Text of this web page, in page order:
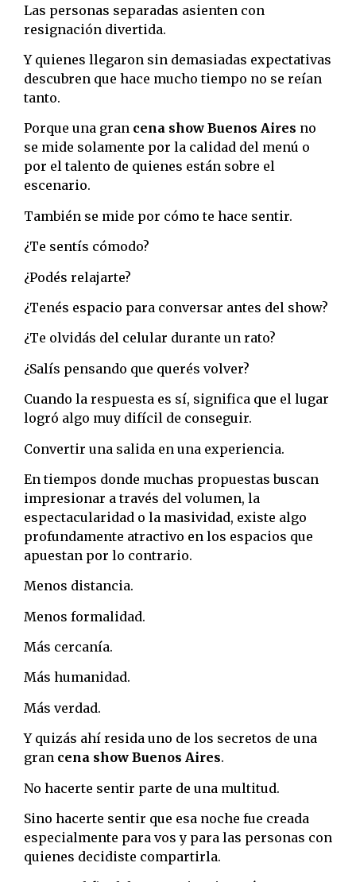
Las personas separadas asienten con
resignación divertida.
Y quienes llegaron sin demasiadas expectativas
descubren que hace mucho tiempo no se reían
tanto.
Porque una gran cena show Buenos Aires no
se mide solamente por la calidad del menú o
por el talento de quienes están sobre el
escenario.
También se mide por cómo te hace sentir.
¿Te sentís cómodo?
¿Podés relajarte?
¿Tenés espacio para conversar antes del show?
¿Te olvidás del celular durante un rato?
¿Salís pensando que querés volver?
Cuando la respuesta es sí, significa que el lugar
logró algo muy difícil de conseguir.
Convertir una salida en una experiencia.
En tiempos donde muchas propuestas buscan
impresionar a través del volumen, la
espectacularidad o la masividad, existe algo
profundamente atractivo en los espacios que
apuestan por lo contrario.
Menos distancia.
Menos formalidad.
Más cercanía.
Más humanidad.
Más verdad.
Y quizás ahí resida uno de los secretos de una
gran cena show Buenos Aires.
No hacerte sentir parte de una multitud.
Sino hacerte sentir que esa noche fue creada
especialmente para vos y para las personas con
quienes decidiste compartirla.